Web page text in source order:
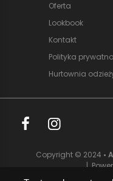
Oferta
Lookbook
Kontakt
Polityka
Hurtownia
Copyright © 2024 •
|